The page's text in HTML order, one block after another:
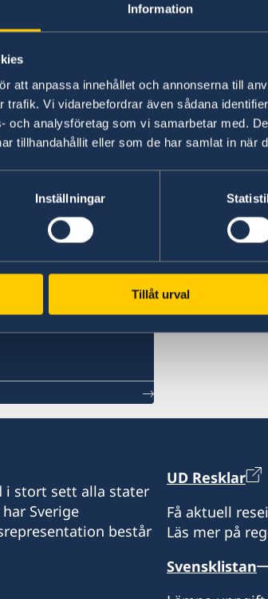
Information
att anpassa innehållet och annonserna till
Vi vidarebefordrar även sådana
och analysföretag som vi samarbetar med.
tillhandahållit eller som de har samlat in när
Inställningar
Tillåt urval
Den 22 juni 2025 genomfördes en
pågående gudstjänst. Omkring 27
För mer information, se UD:s
Senast uppdaterad 04 aug. 2026, 07.50
i stort sett alla stater
Sverige
består
UD Resklar
Få aktuell
Läs mer på
Svensklistan